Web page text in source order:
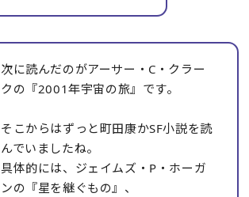
次に読んだのがアーサー・C・クラー
クの『2001年宇宙の旅』です。
そこからはずっと町田康かSF小説を読
んでいましたね。
具体的には、ジェイムズ・P・ホーガ
ンの『星を継ぐもの』、